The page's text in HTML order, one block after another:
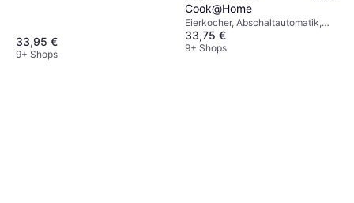
33,95 €
9+ Shops
Cook@Home
Eierkocher, Abschaltautomatik,
Wärmeschutzgriff, Anzahl Eier
(max): 7 Stk.
33,75 €
9+ Shops